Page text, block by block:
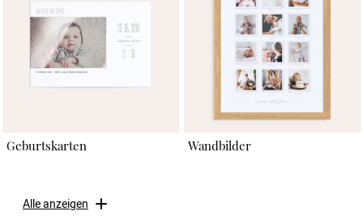
Geburtskarten Wandbilder
Alle anzeigen